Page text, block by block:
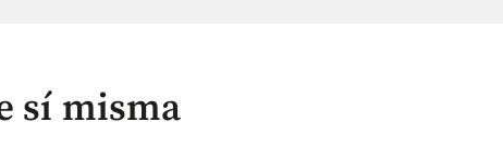
sí misma